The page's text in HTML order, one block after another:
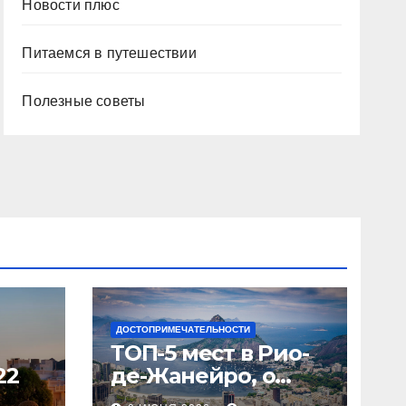
Новости плюс
Питаемся в путешествии
Полезные советы
ДОСТОПРИМЕЧАТЕЛЬНОСТИ
ТОП-5 мест в Рио-
де-Жанейро, о
которых вы не